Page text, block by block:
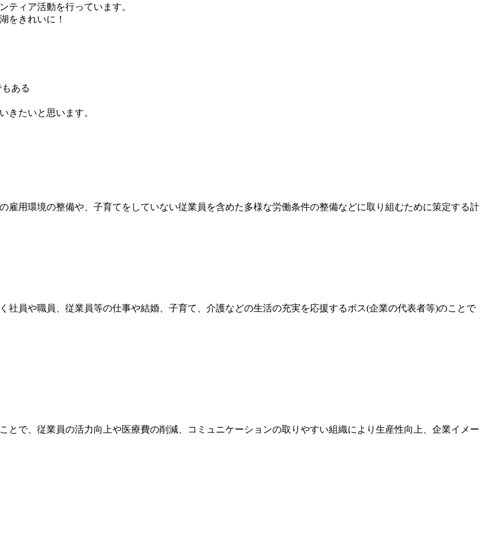
ティア活動を行っています。
をきれいに！
ある
きたいと思います。
雇用環境の整備や、子育てをしていない従業員を含めた多様な労働条件の整備などに取り組むために策定する計
社員や職員、従業員等の仕事や結婚、子育て、介護などの生活の充実を応援するボス(企業の代表者等)のことで
で、従業員の活力向上や医療費の削減、コミュニケーションの取りやすい組織により生産性向上、企業イメー